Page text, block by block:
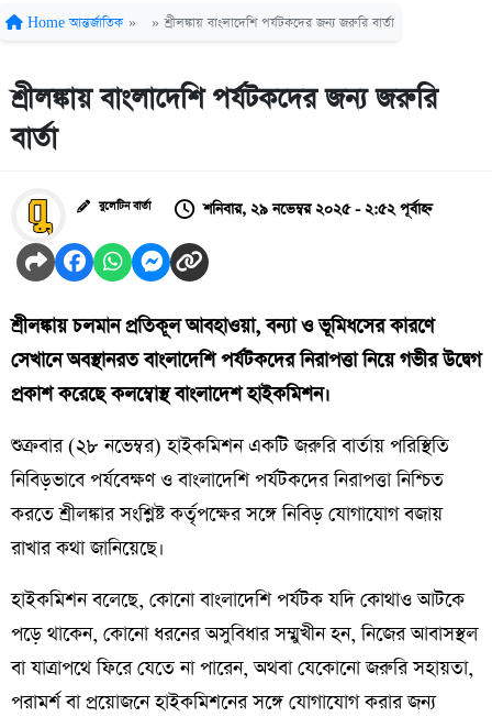
Home আন্তর্জাতিক » » শ্রীলঙ্কায় বাংলাদেশি পর্যটকদের জন্য জরুরি বার্তা
শ্রীলঙ্কায় বাংলাদেশি পর্যটকদের জন্য জরুরি
বার্তা
বুলেটিন বার্তা শনিবার, ২৯ নভেম্বর ২০২৫ - ২:৫২ পূর্বাহ্ন
শ্রীলঙ্কায় চলমান প্রতিকূল আবহাওয়া, বন্যা ও ভূমিধসের কারণে
সেখানে অবস্থানরত বাংলাদেশি পর্যটকদের নিরাপত্তা নিয়ে গভীর উদ্বেগ
প্রকাশ করেছে কলম্বোস্থ বাংলাদেশ হাইকমিশন।
শুক্রবার (২৮ নভেম্বর) হাইকমিশন একটি জরুরি বার্তায় পরিস্থিতি
নিবিড়ভাবে পর্যবেক্ষণ ও বাংলাদেশি পর্যটকদের নিরাপত্তা নিশ্চিত
করতে শ্রীলঙ্কার সংশ্লিষ্ট কর্তৃপক্ষের সঙ্গে নিবিড় যোগাযোগ বজায়
রাখার কথা জানিয়েছে।
হাইকমিশন বলেছে, কোনো বাংলাদেশি পর্যটক যদি কোথাও আটকে
পড়ে থাকেন, কোনো ধরনের অসুবিধার সম্মুখীন হন, নিজের আবাসস্থল
বা যাত্রাপথে ফিরে যেতে না পারেন, অথবা যেকোনো জরুরি সহায়তা,
পরামর্শ বা প্রয়োজনে হাইকমিশনের সঙ্গে যোগাযোগ করার জন্য